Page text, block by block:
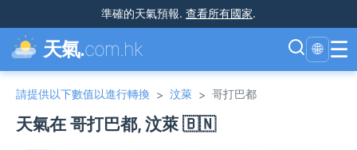
準確的天氣預報. 查看所有國家.
天氣.com.hk 🌐 ☰
請提供以下數值以進行轉換 > 汶萊 > 哥打巴都
天氣在 哥打巴都, 汶萊 🇧🇳